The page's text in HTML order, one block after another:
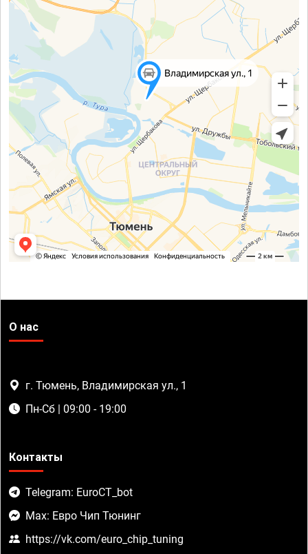
О нас
г. Тюмень, Владимирская ул., 1
Пн-Сб | 09:00 - 19:00
Контакты
Telegram: EuroCT_bot
Max: Евро Чип Тюнинг
https://vk.com/euro_chip_tuning